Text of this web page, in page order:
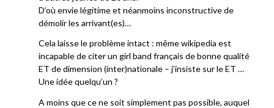
D’où envie légitime et néanmoins inconstructive de
démolir les arrivant(es)…
Cela laisse le problème intact : même wikipedia est
incapable de citer un girl band français de bonne qualité
ET de dimension (inter)nationale – j’insiste sur le ET …
Une idée quelqu’un ?
A moins que ce ne soit simplement pas possible, auquel